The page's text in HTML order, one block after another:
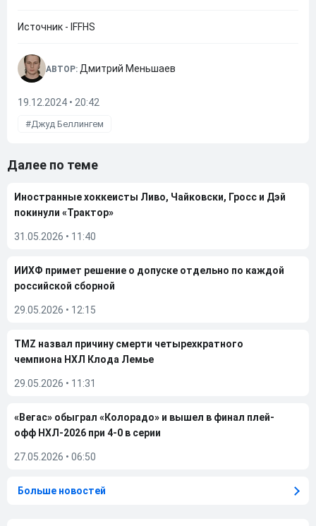
Источник - IFFHS
АВТОР: Дмитрий Меньшаев
19.12.2024 • 20:42
Джуд Беллингем
Далее по теме
Иностранные хоккеисты Ливо, Чайковски, Гросс и Дэй
покинули «Трактор»
31.05.2026 • 11:40
ИИХФ примет решение о допуске отдельно по каждой
российской сборной
29.05.2026 • 12:15
TMZ назвал причину смерти четырехкратного
чемпиона НХЛ Клода Лемье
29.05.2026 • 11:31
«Вегас» обыграл «Колорадо» и вышел в финал плей-
офф НХЛ-2026 при 4-0 в серии
27.05.2026 • 06:50
Больше новостей